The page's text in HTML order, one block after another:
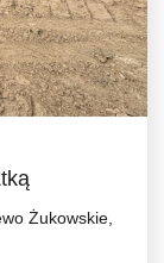
Żukowskie,